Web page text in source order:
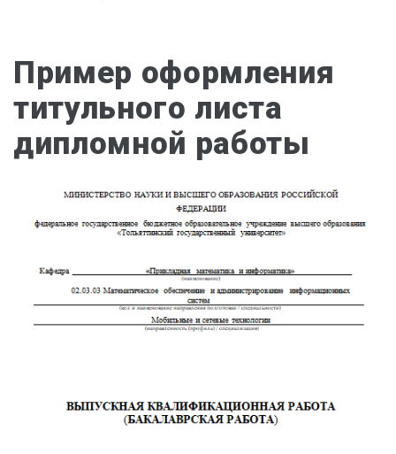
Пример оформления
титульного листа
дипломной работы